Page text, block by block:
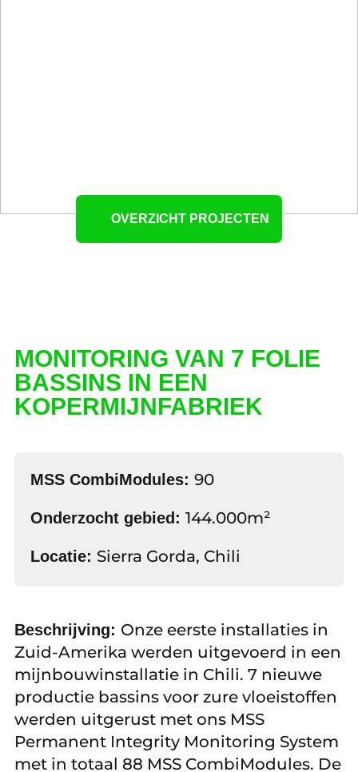
OVERZICHT PROJECTEN
MONITORING VAN 7 FOLIE
BASSINS IN EEN
KOPERMIJNFABRIEK
MSS CombiModules: 90
Onderzocht gebied: 144.000m²
Locatie: Sierra Gorda, Chili
Beschrijving: Onze eerste installaties in
Zuid-Amerika werden uitgevoerd in een
mijnbouwinstallatie in Chili. 7 nieuwe
productie bassins voor zure vloeistoffen
werden uitgerust met ons MSS
Permanent Integrity Monitoring System
met in totaal 88 MSS CombiModules. De